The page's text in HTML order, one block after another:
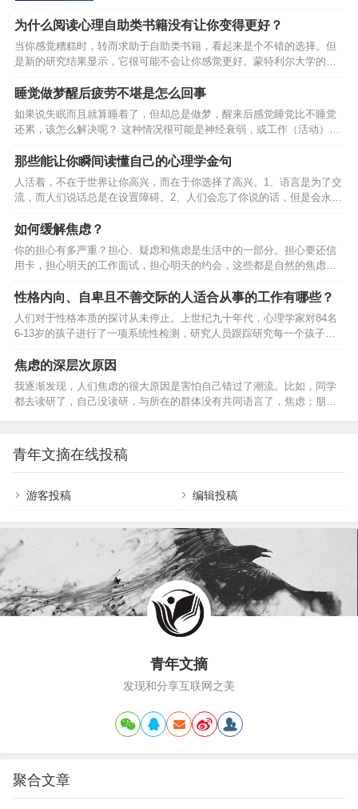
实际上，他们有着敏感且丰富的内心，对于爱的理
解，也不会浮于表面。绝大多数内向的人就是如
基础的。就像他们会背地里帮助伴侣解决问题，但
不会在口头…
考试前我还开导他，后来成绩出来，她趴在那儿情
绪低落，我又好心安慰，一次考试不代表什么，错
了才会有进步吗？她坐起来，我看到他考了134分，
嗯，当时就把自己89分的试卷藏了起来。从那以
后，每次考试前我也开始焦虑了。小伙伴多少都会
有点儿精神内耗，举几个例子，小时候幻想自己将
来是上清华还是上北大，纠结得要命。谈恋爱，女
朋友或者男朋友没回消息，开始胡思乱想，工作了
为什么阅读心理自助类书籍没有让你变得更好？
当你感觉糟糕时，转而求助于自助类书籍，看起来是个不错的选择。但
是新的研究结果显示，它很可能不会让你感觉更好。蒙特利尔大学的心
理学家研究发现，相比于不读自助类书籍的人，那些阅读自助类书籍的
人对压力更加敏感，也会表现出更多抑郁症状。一项小型的初步研究
中，研究者测试了30名被试的人格和心理健康状况，比如压力反应（对
压力源产生反应的倾向，通过唾液中压力荷尔蒙水平来测量），开放
性，自律，外向性，同情心，情绪稳定性，自尊和抑郁症状。一半的被
试自述称阅读过自助类书籍，另一半则没有。按照阅读书籍的类型，将
自助类…
睡觉做梦醒后疲劳不堪是怎么回事
如果说失眠而且就算睡着了，但却总是做梦，醒来后感觉睡觉比不睡觉
还累，该怎么解决呢？ 这种情况很可能是神经衰弱，或工作（活动）量
较大，肌肉得不到较好的放松，或作息不规律所造成的。对于这些情况
提出如下建议：对于神经衰弱的情况，你可以试一试每天睡前热水加醋
泡脚半小时，同时吃一两根葱白。你也可以在睡醒后采用呼吸调节法
——长长地、慢慢地吸气。你可以将你的肺部想象成一个气球，你想尽
量将这个气球充满。当你感到气球已经全部膨胀了起来，就表明已经气
沉丹田，保留两秒钟。然后，轻轻地、慢慢地将气呼出。吸气持…
那些能让你瞬间读懂自己的心理学金句
人活着，不在于世界让你高兴，而在于你选择了高兴。1、语言是为了交
流，而人们说话总是在设置障碍。2、人们会忘了你说的话，但是会永远
记得你的态度。3、没有人是大大咧咧的，每一个人都心如发丝。4、所
有的问题都来自于早期互动的失败。5、中立就是说废话。6、脑子里没
有的东西世界上是不存在的。内部成像左右我们的视线。世界毫无意
义，我们赋予其意义。7、设置是为打破而设置的。打破的原因比设置更
重要，一打破机会就来了。8、精神分析就是使潜意识的内容意识化。一
到意识层面就会有疗愈效果。9、凡是忌讳的东西就是常想的东…
如何缓解焦虑？
你的担心有多严重？担心、疑虑和焦虑是生活中的一部分。担心要还信
用卡，担心明天的工作面试，担心明天的约会，这些都是自然的焦虑。
如果这种正常的担忧持续很长时间，且你无法控制，它就会变得过度，
你每天都在担心「万一最坏的事情发生了怎么办」的话，且无法摆脱焦
虑的想法，那么就可以说担心已经影响你了正常生活。持续的担忧、消
极的想法，以及总是担心发生最坏的情况，这些念头会对你的情绪和身
体健康造成损害，会削弱你的情感力量，让你感到焦躁不安，导致失
眠、头疼、胃痛或肌肉紧张，让你在工作和学习中难以集中注意力。你
可能会…
性格内向、自卑且不善交际的人适合从事的工作有哪些？
人们对于性格本质的探讨从未停止。上世纪九十年代，心理学家对84名
6-13岁的孩子进行了一项系统性检测，研究人员跟踪研究每一个孩子的
每一个行为，并依次做出性格评价。结果发现，同一个孩子在不同的场
景下，所表现出的性格是不同的，比如，这个孩子在吃饭的时候会很活
泼，而在和小伙伴玩耍的时候则会变得很平静，这个时候，单方面的评
价其内向或者外向就显得没有那么大的意义了。于是心理学家得出结
论：情景决定了一个人所表现的性格，每个人都存在性格内倾和外倾的
焦虑的深层次原因
我逐渐发现，人们焦虑的很大原因是害怕自己错过了潮流。比如，同学
都去读研了，自己没读研，与所在的群体没有共同语言了，焦虑；朋友
虑……不是为这个事情焦虑，就是为那个事情焦虑，总之，总有一款适
合你。而一旦焦虑占据了大脑，墨菲定律真的就降临了，坏的事情接踵
虚的心灵。但往往等时间过去，这个焦虑不再，心灵安放了不少，下一
个焦虑又…
青年文摘在线投稿
游客投稿 编辑投稿
青年文摘
发现和分享互联网之美
聚合文章